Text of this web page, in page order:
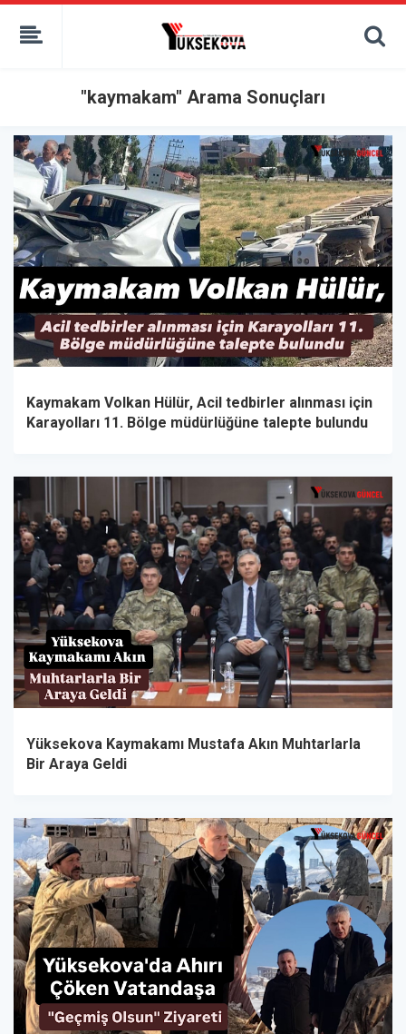
kaçak bahis
deneme bonusu
deneme bonusu veren siteler
bahis siteleri
porno izle
"kaymakam" Arama Sonuçları
Kaymakam Volkan Hülür, Acil tedbirler alınması için
Karayolları 11. Bölge müdürlüğüne talepte bulundu
Yüksekova Kaymakamı Mustafa Akın Muhtarlarla
Bir Araya Geldi